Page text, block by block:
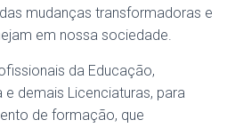
mudanças transformadoras e
em nossa sociedade.
da Educação,
demais Licenciaturas, para
de formação, que